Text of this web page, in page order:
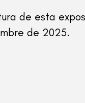
de esta
de 2025.